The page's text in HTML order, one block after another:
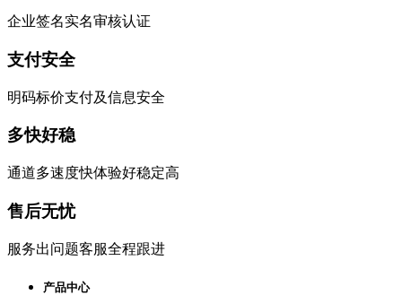
企业签名实名审核认证
支付安全
明码标价支付及信息安全
多快好稳
通道多速度快体验好稳定高
售后无忧
服务出问题客服全程跟进
产品中心